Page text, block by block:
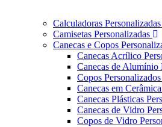
Calculadoras Personalizadas
Camisetas Personalizadas
Canecas e Copos
Canecas Acrílico
Canecas de Alumínio
Copos Personalizados
Canecas em
Canecas Plásticas
Canecas de Vidro
Copos de Vidro